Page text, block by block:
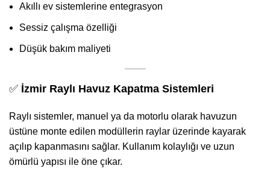
Akıllı ev sistemlerine entegrasyon
Sessiz çalışma özelliği
Düşük bakım maliyeti
✅ İzmir Raylı Havuz Kapatma Sistemleri
Raylı sistemler, manuel ya da motorlu olarak havuzun
üstüne monte edilen modüllerin raylar üzerinde kayarak
açılıp kapanmasını sağlar. Kullanım kolaylığı ve uzun
ömürlü yapısı ile öne çıkar.